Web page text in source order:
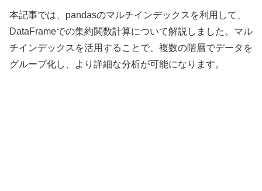
本記事では、pandasのマルチインデックスを利用して、
DataFrameでの集約関数計算について解説しました。マル
チインデックスを活用することで、複数の階層でデータを
グループ化し、より詳細な分析が可能になります。